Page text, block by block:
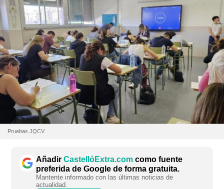
Pruebas JQCV
Añadir CastellóExtra.com como fuente
preferida de Google de forma gratuita.
Mantente informado con las últimas noticias de
actualidad.